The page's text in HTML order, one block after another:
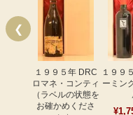
❮
１９９５年 DRC
ロマネ・コンティ
（ラベルの状態を
お確かめくださ
１９９
ーミン